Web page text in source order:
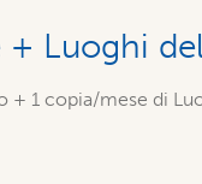
+ Luoghi
+ 1 copia/mese di